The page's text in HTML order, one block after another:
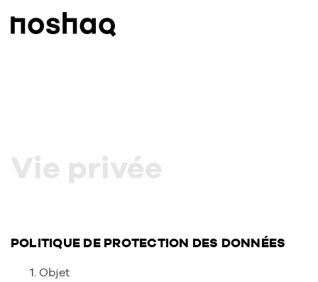
Vie privée
POLITIQUE DE PROTECTION DES DONNÉES
Objet